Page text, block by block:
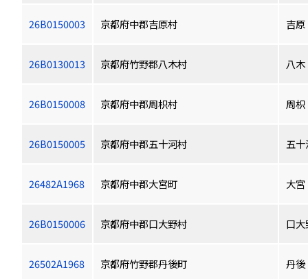
26B0150003 京都府中郡吉原村 吉原
26B0130013 京都府竹野郡八木村 八木
26B0150008 京都府中郡周枳村 周枳
26B0150005 京都府中郡五十河村 五
26482A1968 京都府中郡大宮町 大宮
26B0150006 京都府中郡口大野村 口大
26502A1968 京都府竹野郡丹後町 丹後